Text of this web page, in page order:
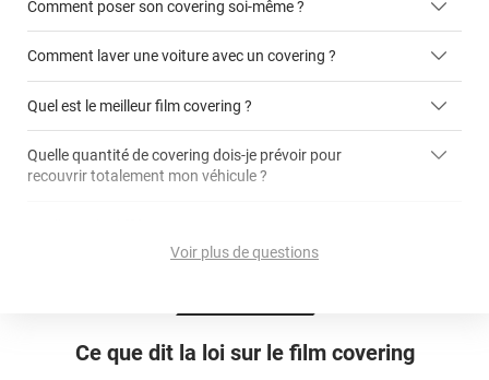
Ce que dit la loi sur le film covering
covering 2D
Comment poser son covering soi-même ?
Comment laver une voiture avec un covering ?
Quel est le meilleur film covering ?
covering 2D
Quelle quantité de covering dois-je prévoir pour
recouvrir totalement mon véhicule ?
avant jusqu'au bas du parechoc arrière, en passant par le
pose
Le covering protège la peinture d'origine, pour la garder en
covering 3D
Voir plus de questions